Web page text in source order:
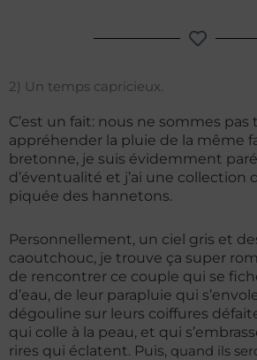
2) Un temps capricieux.
C’est un fait: nous ne sommes pas
appréhender la pluie de la même
bretonne, je suis évidemment
d’éventualité et j’ai une collection
piquée des hannetons.
Personnellement, un ciel gris et
caoutchouc, je trouve ça super
de rencontrer ce couple qui se
d’eau, de leur parapluie qui
dégouline sur leurs coiffures
qui colle à la peau, et qui
rires qui éclatent. Puis, quand ils